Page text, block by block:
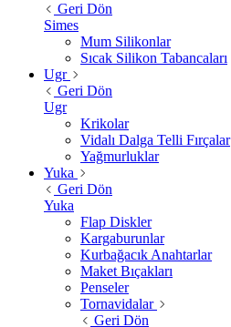
Geri Dön
Simes
Mum Silikonlar
Sıcak Silikon Tabancaları
Ugr
Geri Dön
Ugr
Krikolar
Vidalı Dalga Telli Fırçalar
Yağmurluklar
Yuka
Geri Dön
Yuka
Flap Diskler
Kargaburunlar
Kurbağacık Anahtarlar
Maket Bıçakları
Penseler
Tornavidalar
Geri Dön